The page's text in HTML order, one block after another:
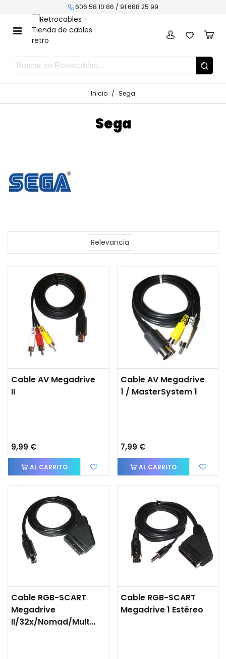
606 58 10 86 / 91 688 25 99
Inicio / Sega
Sega
Relevancia
Cable AV Megadrive
II
9,99 €
AL CARRITO
Cable AV Megadrive
1 / MasterSystem 1
7,99 €
AL CARRITO
Cable RGB-SCART
Megadrive
II/32x/Nomad/Multimega
Cable RGB-SCART
Megadrive 1 Estéreo